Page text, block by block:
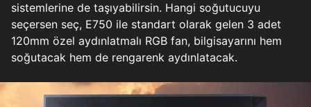
sistemlerine de taşıyabilirsin. Hangi soğutucuyu
seçersen seç, E750 ile standart olarak gelen 3 adet
120mm özel aydınlatmalı RGB fan, bilgisayarını hem
soğutacak hem de rengarenk aydınlatacak.